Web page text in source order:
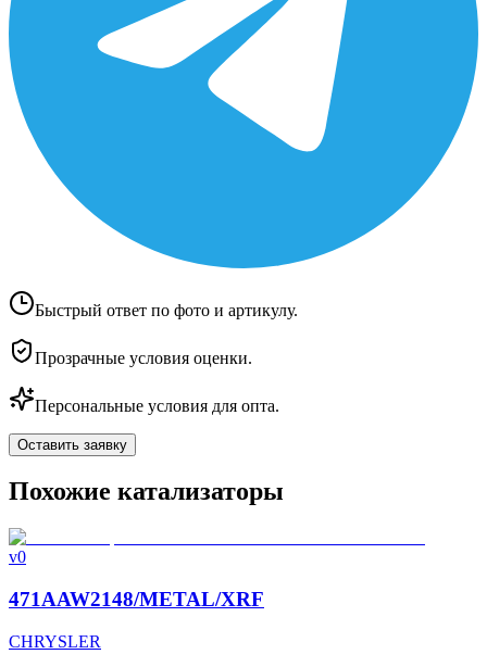
Быстрый ответ по фото и артикулу.
Прозрачные условия оценки.
Персональные условия для опта.
Оставить заявку
Похожие катализаторы
v0
471AAW2148/METAL/XRF
CHRYSLER